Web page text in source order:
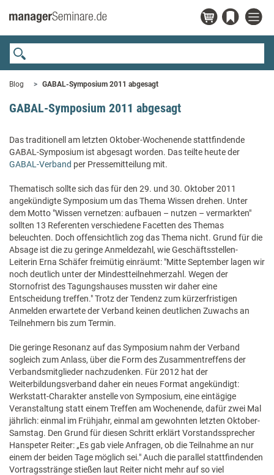
Blog GABAL-Symposium 2011 abgesagt
GABAL-Symposium 2011 abgesagt
Das traditionell am letzten Oktober-Wochenende stattfindende
GABAL-Symposium ist abgesagt worden. Das teilte heute der
GABAL-Verband per Pressemitteilung mit.
Thematisch sollte sich das für den 29. und 30. Oktober 2011
angekündigte Symposium um das Thema Wissen drehen. Unter
dem Motto "Wissen vernetzen: aufbauen – nutzen – vermarkten"
sollten 13 Referenten verschiedene Facetten des Themas
beleuchten. Doch offensichtlich zog das Thema nicht. Grund für die
Absage ist die zu geringe Anmeldezahl, wie Geschäftsstellen-
Leiterin Erna Schäfer freimütig einräumt: "Mitte September lagen wir
noch deutlich unter der Mindestteilnehmerzahl. Wegen der
Stornofrist des Tagungshauses mussten wir daher eine
Entscheidung treffen." Trotz der Tendenz zum kürzerfristigen
Anmelden erwartete der Verband keinen deutlichen Zuwachs an
Teilnehmern bis zum Termin.
Die geringe Resonanz auf das Symposium nahm der Verband
sogleich zum Anlass, über die Form des Zusammentreffens der
Verbandsmitglieder nachzudenken. Für 2012 hat der
Weiterbildungsverband daher ein neues Format angekündigt:
Werkstatt-Charakter anstelle von Symposium, eine eintägige
Veranstaltung statt einem Treffen am Wochenende, dafür zwei Mal
jährlich: einmal im Frühjahr, einmal am gewohnten letzten Oktober-
Samstag. Den Grund für diesen Schritt erklärt Vorstandssprecher
Hanspeter Reiter: „Es gab viele Anfragen, ob die Teilnahme an nur
einem der beiden Tage möglich sei." Auch die parallel stattfindenden
Vortragsstränge stießen laut Reiter nicht mehr auf so viel